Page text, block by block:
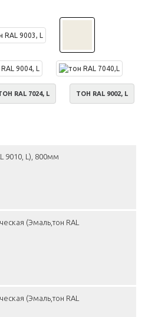
RAL 7024, L ТОН RAL 9002, L
9010, L), 800мм
(Эмаль,тон RAL
(Эмаль,тон RAL